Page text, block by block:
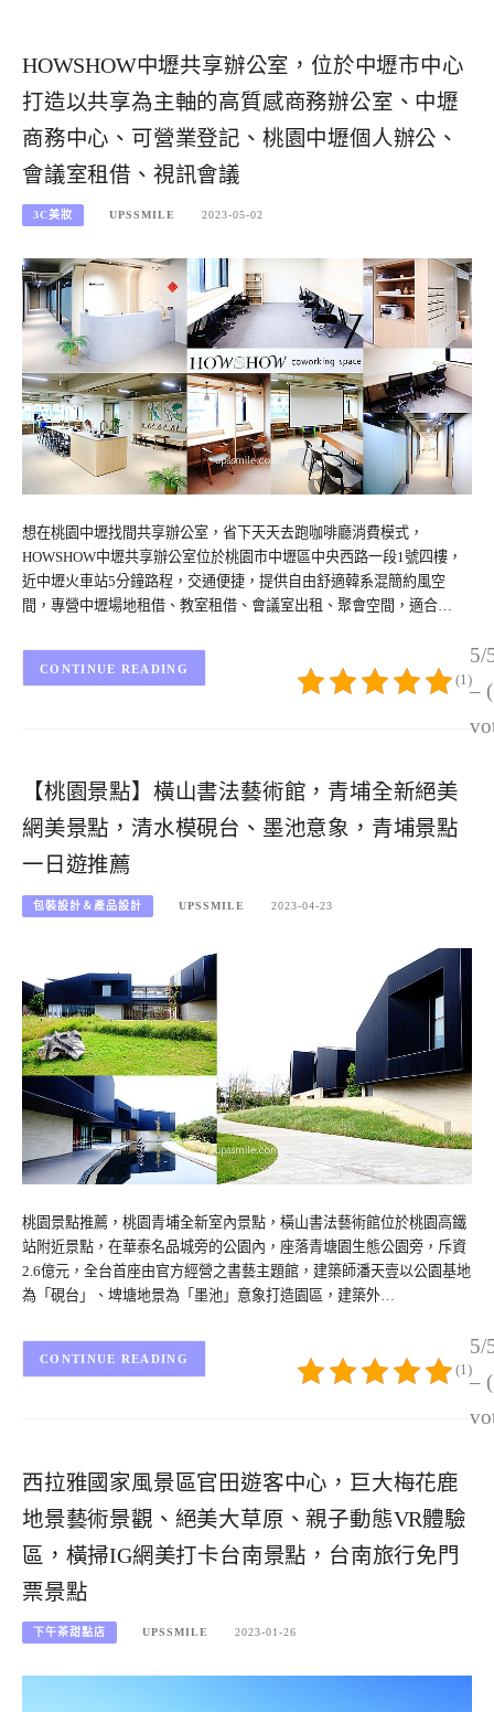
HOWSHOW中壢共享辦公室，位於中壢市中心
打造以共享為主軸的高質感商務辦公室、中壢
商務中心、可營業登記、桃園中壢個人辦公、
會議室租借、視訊會議
3C美妝 UPSSMILE 2023-05-02
想在桃園中壢找間共享辦公室，省下天天去跑咖啡廳消費模式，
HOWSHOW中壢共享辦公室位於桃園市中壢區中央西路一段1號四樓，
近中壢火車站5分鐘路程，交通便捷，提供自由舒適韓系混簡約風空
間，專營中壢場地租借、教室租借、會議室出租、聚會空間，適合…
5/
–
(1)
CONTINUE READING
【桃園景點】橫山書法藝術館，青埔全新絕美
網美景點，清水模硯台、墨池意象，青埔景點
一日遊推薦
包裝設計＆產品設計 UPSSMILE 2023-04-23
桃園景點推薦，桃園青埔全新室內景點，橫山書法藝術館位於桃園高鐵
站附近景點，在華泰名品城旁的公園內，座落青塘園生態公園旁，斥資
2.6億元，全台首座由官方經營之書藝主題館，建築師潘天壹以公園基地
為「硯台」、埤塘地景為「墨池」意象打造園區，建築外…
5/
–
(1)
CONTINUE READING
西拉雅國家風景區官田遊客中心，巨大梅花鹿
地景藝術景觀、絕美大草原、親子動態VR體驗
區，橫掃IG網美打卡台南景點，台南旅行免門
票景點
下午茶甜點店 UPSSMILE 2023-01-26